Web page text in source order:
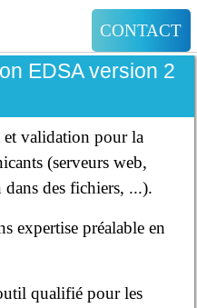
CONTACT
EDSA version 2
validation pour la
(serveurs web,
dans des fichiers, ...).
expertise préalable en
qualifié pour les